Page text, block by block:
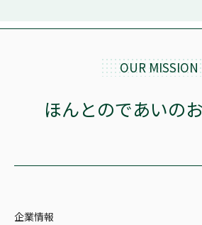
OUR MISSION
ほんとのであいの
企業情報